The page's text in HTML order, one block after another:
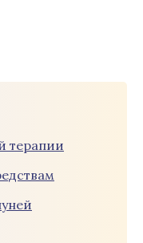
терапии